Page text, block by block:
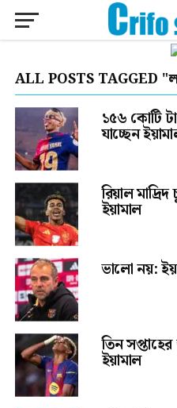
ALL POSTS TAGGED
১৫৬ কোটি
যাচ্ছেন
রিয়াল
ইয়ামাল
ভালো নয়:
তিন
ইয়ামাল